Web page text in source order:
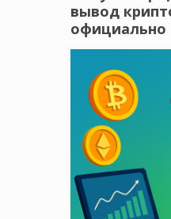
вывод
официально